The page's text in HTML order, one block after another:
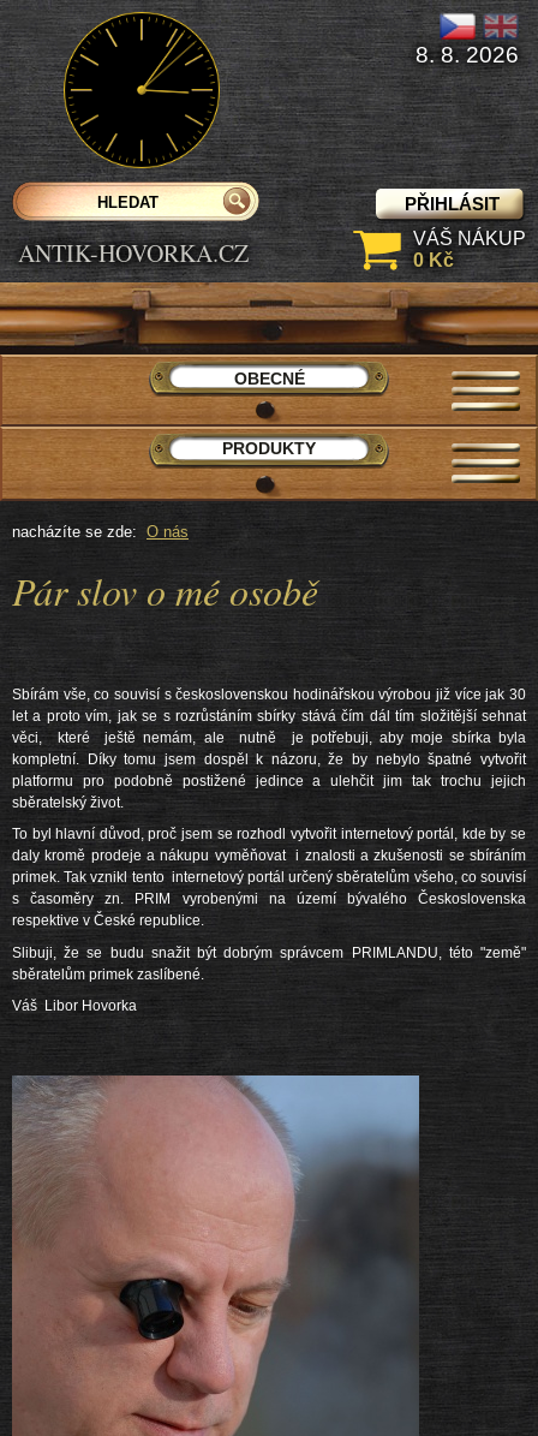
nacházíte se zde: O nás
Pár slov o mé osobě
Sbírám vše, co souvisí s československou hodinářskou výrobou již více jak 30
let a proto vím, jak se s rozrůstáním sbírky stává čím dál tím složitější sehnat
věci, které ještě nemám, ale nutně je potřebuji, aby moje sbírka byla
kompletní. Díky tomu jsem dospěl k názoru, že by nebylo špatné vytvořit
platformu pro podobně postižené jedince a ulehčit jim tak trochu jejich
sběratelský život.
To byl hlavní důvod, proč jsem se rozhodl vytvořit internetový portál, kde by se
daly kromě prodeje a nákupu vyměňovat i znalosti a zkušenosti se sbíráním
primek. Tak vznikl tento internetový portál určený sběratelům všeho, co souvisí
s časoměry zn. PRIM vyrobenými na území bývalého Československa
respektive v České republice.
Slibuji, že se budu snažit být dobrým správcem PRIMLANDU, této "země"
sběratelům primek zaslíbené.
Váš Libor Hovorka
ANTIK-HOVORKA.CZ
PŘIHLÁSIT
8. 8. 2026
VÁŠ NÁKUP
0 Kč
OBECNÉ
PRODUKTY